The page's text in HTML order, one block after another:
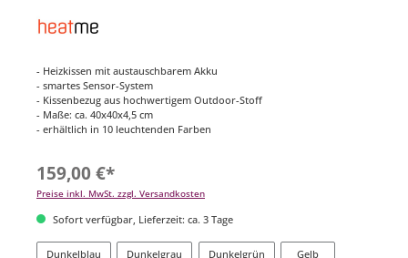
- Heizkissen mit austauschbarem Akku
- smartes Sensor-System
- Kissenbezug aus hochwertigem Outdoor-Stoff
- Maße: ca. 40x40x4,5 cm
- erhältlich in 10 leuchtenden Farben
159,00 €*
Preise inkl. MwSt. zzgl. Versandkosten
Sofort verfügbar, Lieferzeit: ca. 3 Tage
Dunkelblau Dunkelgrau Dunkelgrün Gelb